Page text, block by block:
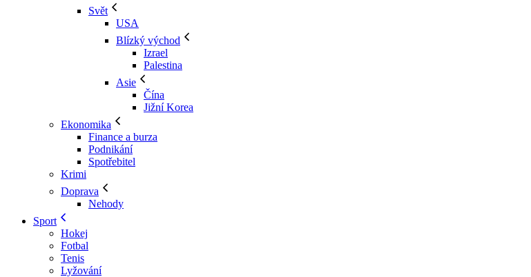
Svět
USA
Blízký východ
Izrael
Palestina
Asie
Čína
Jižní Korea
Ekonomika
Finance a burza
Podnikání
Spotřebitel
Krimi
Doprava
Nehody
Sport
Hokej
Fotbal
Tenis
Lyžování